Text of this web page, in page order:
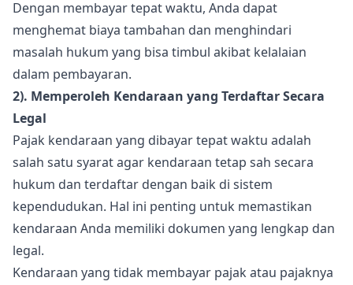
Dengan membayar tepat waktu, Anda dapat
menghemat biaya tambahan dan menghindari
masalah hukum yang bisa timbul akibat kelalaian
dalam pembayaran.
2). Memperoleh Kendaraan yang Terdaftar Secara
Legal
Pajak kendaraan yang dibayar tepat waktu adalah
salah satu syarat agar kendaraan tetap sah secara
hukum dan terdaftar dengan baik di sistem
kependudukan. Hal ini penting untuk memastikan
kendaraan Anda memiliki dokumen yang lengkap dan
legal.
Kendaraan yang tidak membayar pajak atau pajaknya